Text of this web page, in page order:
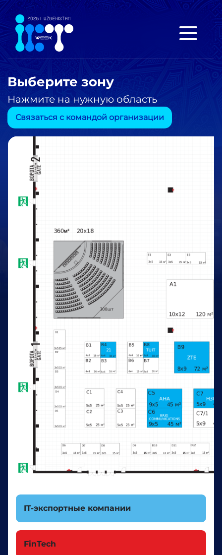
Выберите зону
Нажмите на нужную область
Связаться с командой организации
IT-экспортные компании
FinTech